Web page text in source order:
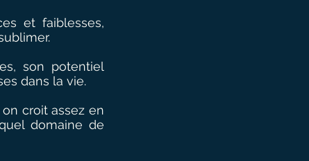
et faiblesses,
son potentiel
dans la vie.
croit assez en
domaine de